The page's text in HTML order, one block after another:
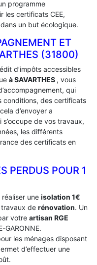
programme
les certificats CEE,
un but écologique.
ET
(31800)
d’impôts accessibles
à SAVARTHES , vous
qui
conditions, des certificats
d’envoyer a
s’occupe de vos travaux,
les différents
des certificats en
PERDUS POUR 1
une isolation 1€
travaux de rénovation. Un
votre artisan RGE
GARONNE.
les ménages disposant
d’effectuer une